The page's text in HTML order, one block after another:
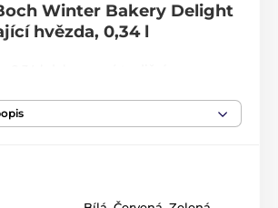
Winter Bakery Delight
hvězda, 0,34 l
kakaa nebo čaje. Villeroy & Boch,
Vánoční kolekce Winter Bakery